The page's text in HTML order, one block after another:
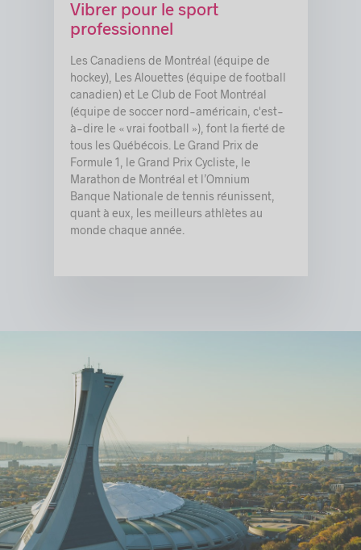
Vibrer pour le sport
professionnel
Les Canadiens de Montréal (équipe de
hockey), Les Alouettes (équipe de football
canadien) et Le Club de Foot Montréal
(équipe de soccer nord-américain, c'est-
à-dire le « vrai football »), font la fierté de
tous les Québécois. Le Grand Prix de
Formule 1, le Grand Prix Cycliste, le
Marathon de Montréal et l’Omnium
Banque Nationale de tennis réunissent,
quant à eux, les meilleurs athlètes au
monde chaque année.